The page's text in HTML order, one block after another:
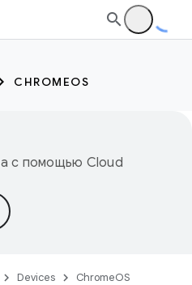
CHROMEOS
с помощью Cloud
Devices ChromeOS